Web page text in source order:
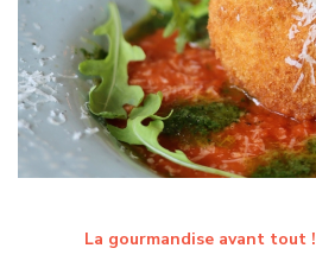
La gourmandise avant tout !